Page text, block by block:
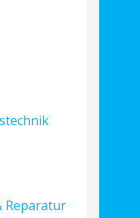
Reparatur